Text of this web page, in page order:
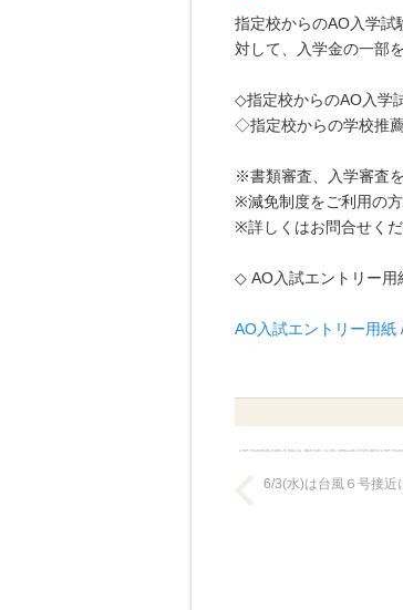
指定校からのAO入学試
対して、入学金の一部
◇指定校からのAO入学
◇指定校からの学校推
※書類審査、入学審査
※減免制度をご利用の方
※詳しくはお問合せく
◇ AO入試エントリー用
AO入試エントリー用紙
6/3(水)は台風６号接近